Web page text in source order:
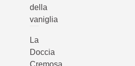
della
vaniglia
La
Doccia
Cremosa